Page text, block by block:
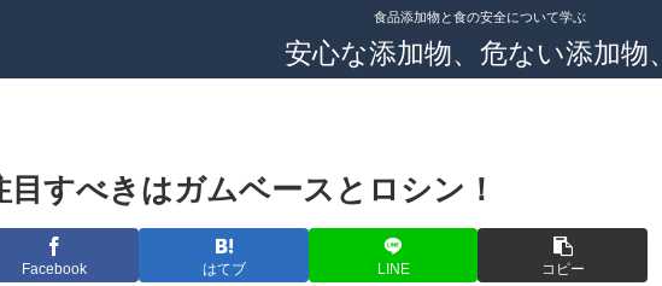
食品添加物と食の安全について学ぶ
安心な添加物、危ない添加物、
すべきはガムベースとロシン！
Facebook はてブ LINE コピー